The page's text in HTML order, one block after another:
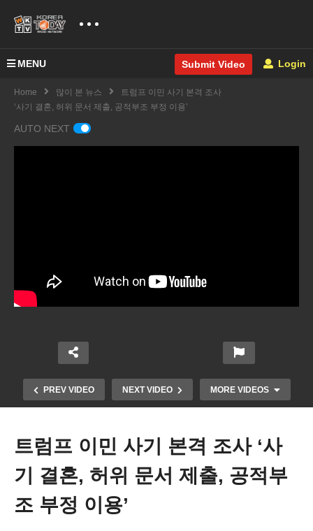
MENU Submit Video Login
Home 많이 본 뉴스
트럼프 이민 사기 본격 조사
‘사기 결혼, 허위 문서 제출, 공적부조 부정 이용’
AUTO NEXT
PREV VIDEO NEXT VIDEO MORE VIDEOS
트럼프 이민 사기 본격 조사 ‘사
기 결혼, 허위 문서 제출, 공적부
조 부정 이용’